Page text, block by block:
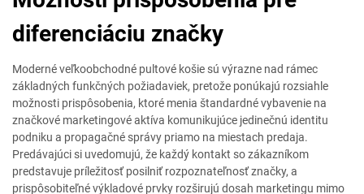
diferenciáciu značky
Moderné veľkoobchodné pultové košie sú výrazne nad rámec
základných funkčných požiadaviek, pretože ponúkajú rozsiahle
možnosti prispôsobenia, ktoré menia štandardné vybavenie na
značkové marketingové aktíva komunikujúce jedinečnú identitu
podniku a propagačné správy priamo na miestach predaja.
Predávajúci si uvedomujú, že každý kontakt so zákazníkom
predstavuje príležitosť posilniť rozpoznateľnosť značky, a
prispôsobiteľné výkladové prvky rozširujú dosah marketingu mimo